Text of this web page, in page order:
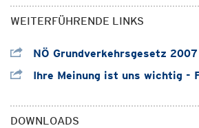
WEITERFÜHRENDE LINKS
NÖ Grundverkehrsgesetz 2007
Ihre Meinung ist uns wichtig -
DOWNLOADS